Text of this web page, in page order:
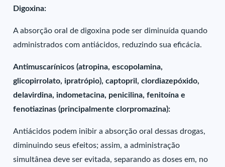
Digoxina:
A absorção oral de digoxina pode ser diminuída quando
administrados com antiácidos, reduzindo sua eficácia.
Antimuscarínicos (atropina, escopolamina,
glicopirrolato, ipratrópio), captopril, clordiazepóxido,
delavirdina, indometacina, penicilina, fenitoína e
fenotiazinas (principalmente clorpromazina):
Antiácidos podem inibir a absorção oral dessas drogas,
diminuindo seus efeitos; assim, a administração
simultânea deve ser evitada, separando as doses em, no